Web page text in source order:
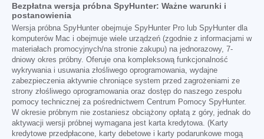
Bezpłatna wersja próbna SpyHunter: Ważne warunki i
postanowienia
Wersja próbna SpyHunter obejmuje SpyHunter Pro lub SpyHunter dla
komputerów Mac i obejmuje wiele urządzeń (zgodnie z informacjami w
materiałach promocyjnych/na stronie zakupu) na jednorazowy, 7-
dniowy okres próbny. Oferuje ona kompleksową funkcjonalność
wykrywania i usuwania złośliwego oprogramowania, wydajne
zabezpieczenia aktywnie chroniące system przed zagrożeniami ze
strony złośliwego oprogramowania oraz dostęp do naszego zespołu
pomocy technicznej za pośrednictwem Centrum Pomocy SpyHunter.
W okresie próbnym nie zostaniesz obciążony opłatą z góry, jednak do
aktywacji wersji próbnej wymagana jest karta kredytowa. (Karty
kredytowe przedpłacone, karty debetowe i karty podarunkowe mogą